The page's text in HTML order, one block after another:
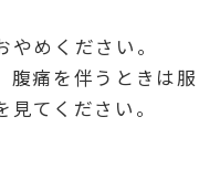
めください。
腹痛を伴うときは服
てください。